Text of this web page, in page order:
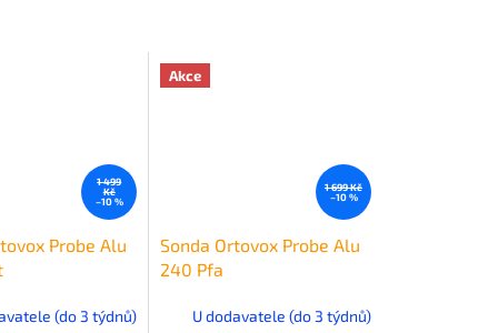
1 499
Kč
–10 %
Probe Alu
(do 3 týdnů)
Akce
1 699 Kč
–10 %
Sonda Ortovox Probe Alu
240 Pfa
U dodavatele (do 3 týdnů)